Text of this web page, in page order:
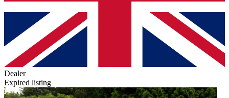
Dealer
Expired listing